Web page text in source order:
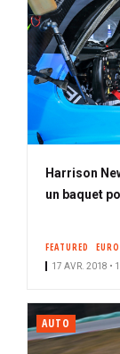
Harrison
un baquet
FEATURED
17 AVR. 2018 •
AUTO